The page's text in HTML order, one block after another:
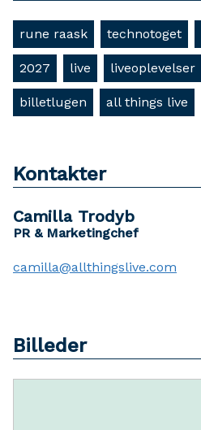
rune raask technotoget
2027 live liveoplevelser
billetlugen all things live
Kontakter
Camilla Trodyb
PR & Marketingchef
camilla@allthingslive.com
Billeder